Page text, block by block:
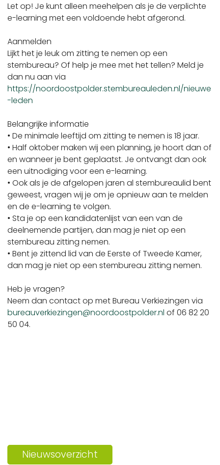
Let op! Je kunt alleen meehelpen als je de verplichte
e-learning met een voldoende hebt afgerond.
Aanmelden
Lijkt het je leuk om zitting te nemen op een
stembureau? Of help je mee met het tellen? Meld je
dan nu aan via
https://noordoostpolder.stembureauleden.nl/nieuwe
-leden
Belangrijke informatie
• De minimale leeftijd om zitting te nemen is 18 jaar.
• Half oktober maken wij een planning, je hoort dan of
en wanneer je bent geplaatst. Je ontvangt dan ook
een uitnodiging voor een e-learning.
• Ook als je de afgelopen jaren al stembureaulid bent
geweest, vragen wij je om je opnieuw aan te melden
en de e-learning te volgen.
• Sta je op een kandidatenlijst van een van de
deelnemende partijen, dan mag je niet op een
stembureau zitting nemen.
• Bent je zittend lid van de Eerste of Tweede Kamer,
dan mag je niet op een stembureau zitting nemen.
Heb je vragen?
Neem dan contact op met Bureau Verkiezingen via
bureauverkiezingen@noordoostpolder.nl of 06 82 20
50 04.
Nieuwsoverzicht